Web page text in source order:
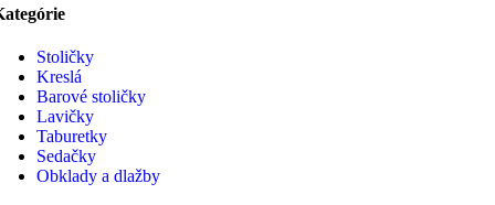
Stoličky
Kreslá
Barové stoličky
Lavičky
Taburetky
Sedačky
Obklady a dlažby